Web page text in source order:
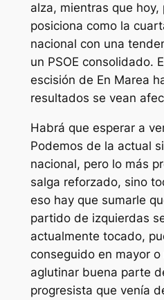
alza, mientras que
posiciona como la
nacional con una
un PSOE consolidado.
escisión de En Marea
resultados se vean
Habrá que esperar a
Podemos de la actual
nacional, pero lo más
salga reforzado, sino
eso hay que sumarle
partido de izquierdas
actualmente tocado,
conseguido en mayor
aglutinar buena parte
progresista que venía